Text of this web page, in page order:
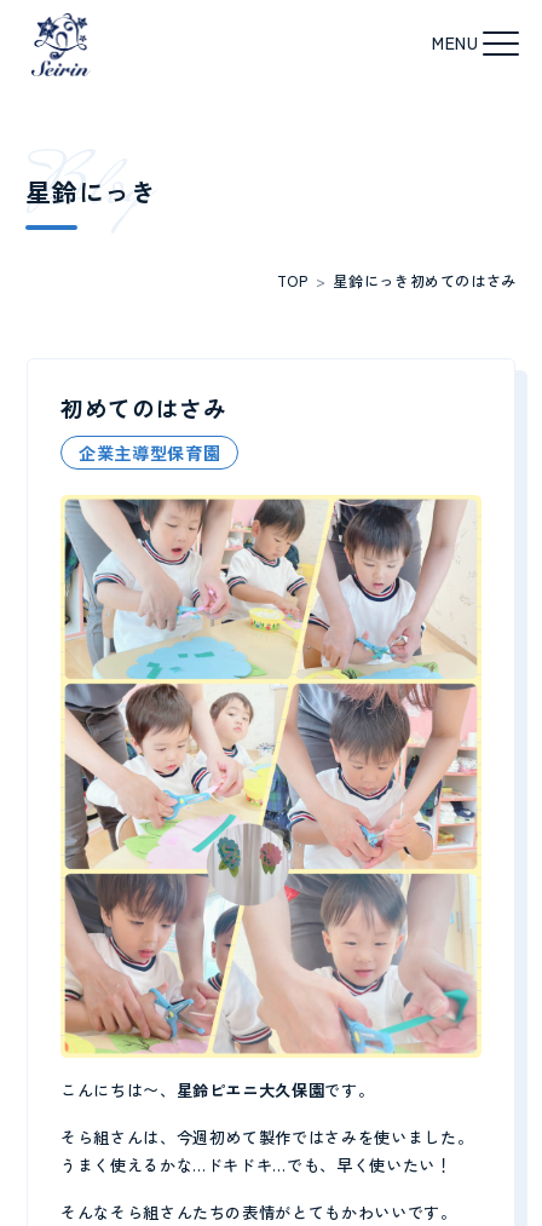
CONTACT
見学予約・お問い合わせ
プライバシーポリシー
Blog
星鈴にっき
TOP > 星鈴にっき 初めてのはさみ
初めてのはさみ
企業主導型保育園
こんにちは〜、 星鈴ピエニ大久保園です。
そら組さんは、今週初めて製作ではさみを使いました。
うまく使えるかな…ドキドキ…でも、早く使いたい！
そんなそら組さんたちの表情がとてもかわいいです。